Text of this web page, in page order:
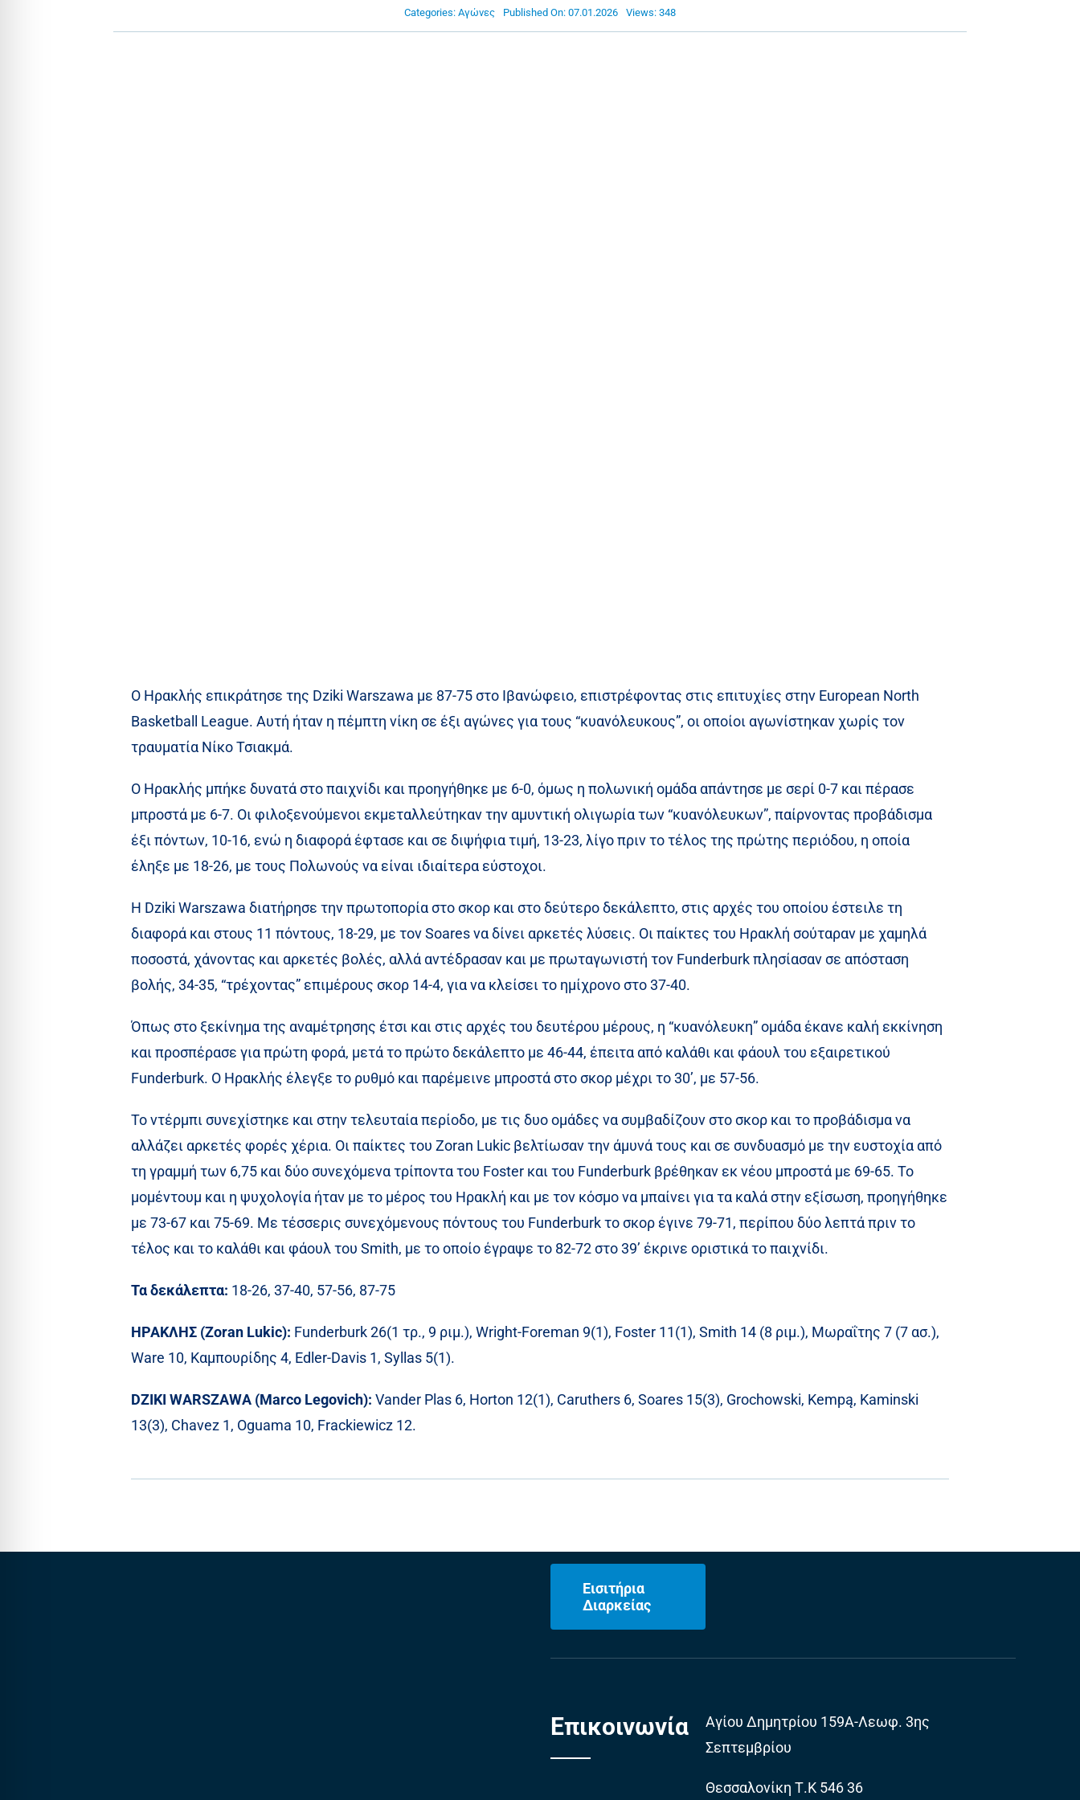
Categories: Αγώνες Published On: 07.01.2026 Views: 348
Ο Ηρακλής επικράτησε της Dziki Warszawa με 87-75 στο Ιβανώφειο, επιστρέφοντας στις επιτυχίες στην European North
Basketball League. Αυτή ήταν η πέμπτη νίκη σε έξι αγώνες για τους “κυανόλευκους”, οι οποίοι αγωνίστηκαν χωρίς τον
τραυματία Νίκο Τσιακμά.
Ο Ηρακλής μπήκε δυνατά στο παιχνίδι και προηγήθηκε με 6-0, όμως η πολωνική ομάδα απάντησε με σερί 0-7 και πέρασε
μπροστά με 6-7. Οι φιλοξενούμενοι εκμεταλλεύτηκαν την αμυντική ολιγωρία των “κυανόλευκων”, παίρνοντας προβάδισμα
έξι πόντων, 10-16, ενώ η διαφορά έφτασε και σε διψήφια τιμή, 13-23, λίγο πριν το τέλος της πρώτης περιόδου, η οποία
έληξε με 18-26, με τους Πολωνούς να είναι ιδιαίτερα εύστοχοι.
Η Dziki Warszawa διατήρησε την πρωτοπορία στο σκορ και στο δεύτερο δεκάλεπτο, στις αρχές του οποίου έστειλε τη
διαφορά και στους 11 πόντους, 18-29, με τον Soares να δίνει αρκετές λύσεις. Οι παίκτες του Ηρακλή σούταραν με χαμηλά
ποσοστά, χάνοντας και αρκετές βολές, αλλά αντέδρασαν και με πρωταγωνιστή τον Funderburk πλησίασαν σε απόσταση
βολής, 34-35, “τρέχοντας” επιμέρους σκορ 14-4, για να κλείσει το ημίχρονο στο 37-40.
Όπως στο ξεκίνημα της αναμέτρησης έτσι και στις αρχές του δευτέρου μέρους, η “κυανόλευκη” ομάδα έκανε καλή εκκίνηση
και προσπέρασε για πρώτη φορά, μετά το πρώτο δεκάλεπτο με 46-44, έπειτα από καλάθι και φάουλ του εξαιρετικού
Funderburk. Ο Ηρακλής έλεγξε το ρυθμό και παρέμεινε μπροστά στο σκορ μέχρι το 30’, με 57-56.
Το ντέρμπι συνεχίστηκε και στην τελευταία περίοδο, με τις δυο ομάδες να συμβαδίζουν στο σκορ και το προβάδισμα να
αλλάζει αρκετές φορές χέρια. Οι παίκτες του Zoran Lukic βελτίωσαν την άμυνά τους και σε συνδυασμό με την ευστοχία από
τη γραμμή των 6,75 και δύο συνεχόμενα τρίποντα του Foster και του Funderburk βρέθηκαν εκ νέου μπροστά με 69-65. Το
μομέντουμ και η ψυχολογία ήταν με το μέρος του Ηρακλή και με τον κόσμο να μπαίνει για τα καλά στην εξίσωση, προηγήθηκε
με 73-67 και 75-69. Με τέσσερις συνεχόμενους πόντους του Funderburk το σκορ έγινε 79-71, περίπου δύο λεπτά πριν το
τέλος και το καλάθι και φάουλ του Smith, με το οποίο έγραψε το 82-72 στο 39’ έκρινε οριστικά το παιχνίδι.
Τα δεκάλεπτα: 18-26, 37-40, 57-56, 87-75
ΗΡΑΚΛΗΣ (Zoran Lukic): Funderburk 26(1 τρ., 9 ριμ.), Wright-Foreman 9(1), Foster 11(1), Smith 14 (8 ριμ.), Μωραΐτης 7 (7 ασ.),
Ware 10, Καμπουρίδης 4, Edler-Davis 1, Syllas 5(1).
DZIKI WARSZAWA (Marco Legovich):Vander Plas 6, Horton 12(1), Caruthers 6, Soares 15(3), Grochowski, Kempą, Kaminski
13(3), Chavez 1, Oguama 10, Frackiewicz 12.
Εισιτήρια
Διαρκείας
Επικοινωνία
Αγίου Δημητρίου 159Α-Λεωφ. 3ης
Σεπτεμβρίου
Θεσσαλονίκη Τ.Κ 546 36